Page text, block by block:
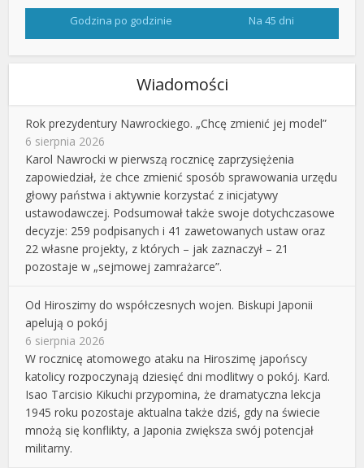
Godzina po godzinie Na 45 dni
Wiadomości
Rok prezydentury Nawrockiego. „Chcę zmienić jej model”
6 sierpnia 2026
Karol Nawrocki w pierwszą rocznicę zaprzysiężenia
zapowiedział, że chce zmienić sposób sprawowania urzędu
głowy państwa i aktywnie korzystać z inicjatywy
ustawodawczej. Podsumował także swoje dotychczasowe
decyzje: 259 podpisanych i 41 zawetowanych ustaw oraz
22 własne projekty, z których – jak zaznaczył – 21
pozostaje w „sejmowej zamrażarce”.
Od Hiroszimy do współczesnych wojen. Biskupi Japonii
apelują o pokój
6 sierpnia 2026
W rocznicę atomowego ataku na Hiroszimę japońscy
katolicy rozpoczynają dziesięć dni modlitwy o pokój. Kard.
Isao Tarcisio Kikuchi przypomina, że dramatyczna lekcja
1945 roku pozostaje aktualna także dziś, gdy na świecie
mnożą się konflikty, a Japonia zwiększa swój potencjał
militarny.